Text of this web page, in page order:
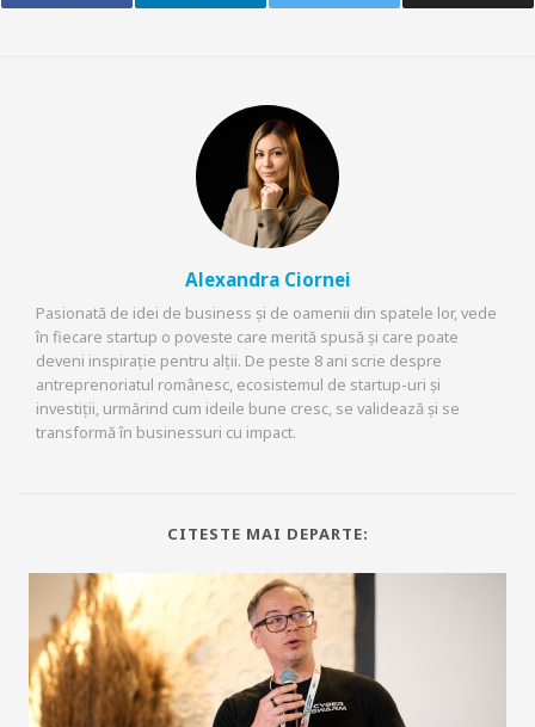
Alexandra Ciornei
Pasionată de idei de business și de oamenii din spatele lor, vede
în fiecare startup o poveste care merită spusă și care poate
deveni inspirație pentru alții. De peste 8 ani scrie despre
antreprenoriatul românesc, ecosistemul de startup-uri și
investiții, urmărind cum ideile bune cresc, se validează și se
transformă în businessuri cu impact.
CITESTE MAI DEPARTE: